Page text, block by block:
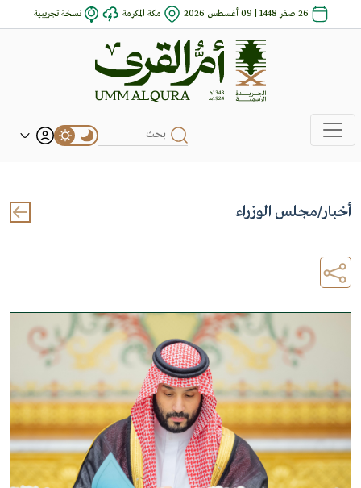
26 صفر 1448 | 09 أغسطس 2026 مكة المكرمة نسخة تجريبية
أخبار/مجلس الوزراء